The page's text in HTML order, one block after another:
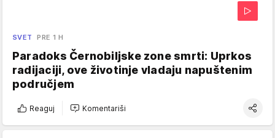
SVET PRE 1 H
Paradoks Černobiljske zone smrti: Uprkos
radijaciji, ove životinje vladaju napuštenim
područjem
Reaguj Komentariši